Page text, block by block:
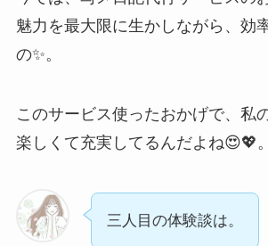
魅力を最大限に生かしながら、効
の✨。
このサービス使ったおかげで、私
楽しくて充実してるんだよね😍💖。
三人目の体験談は。